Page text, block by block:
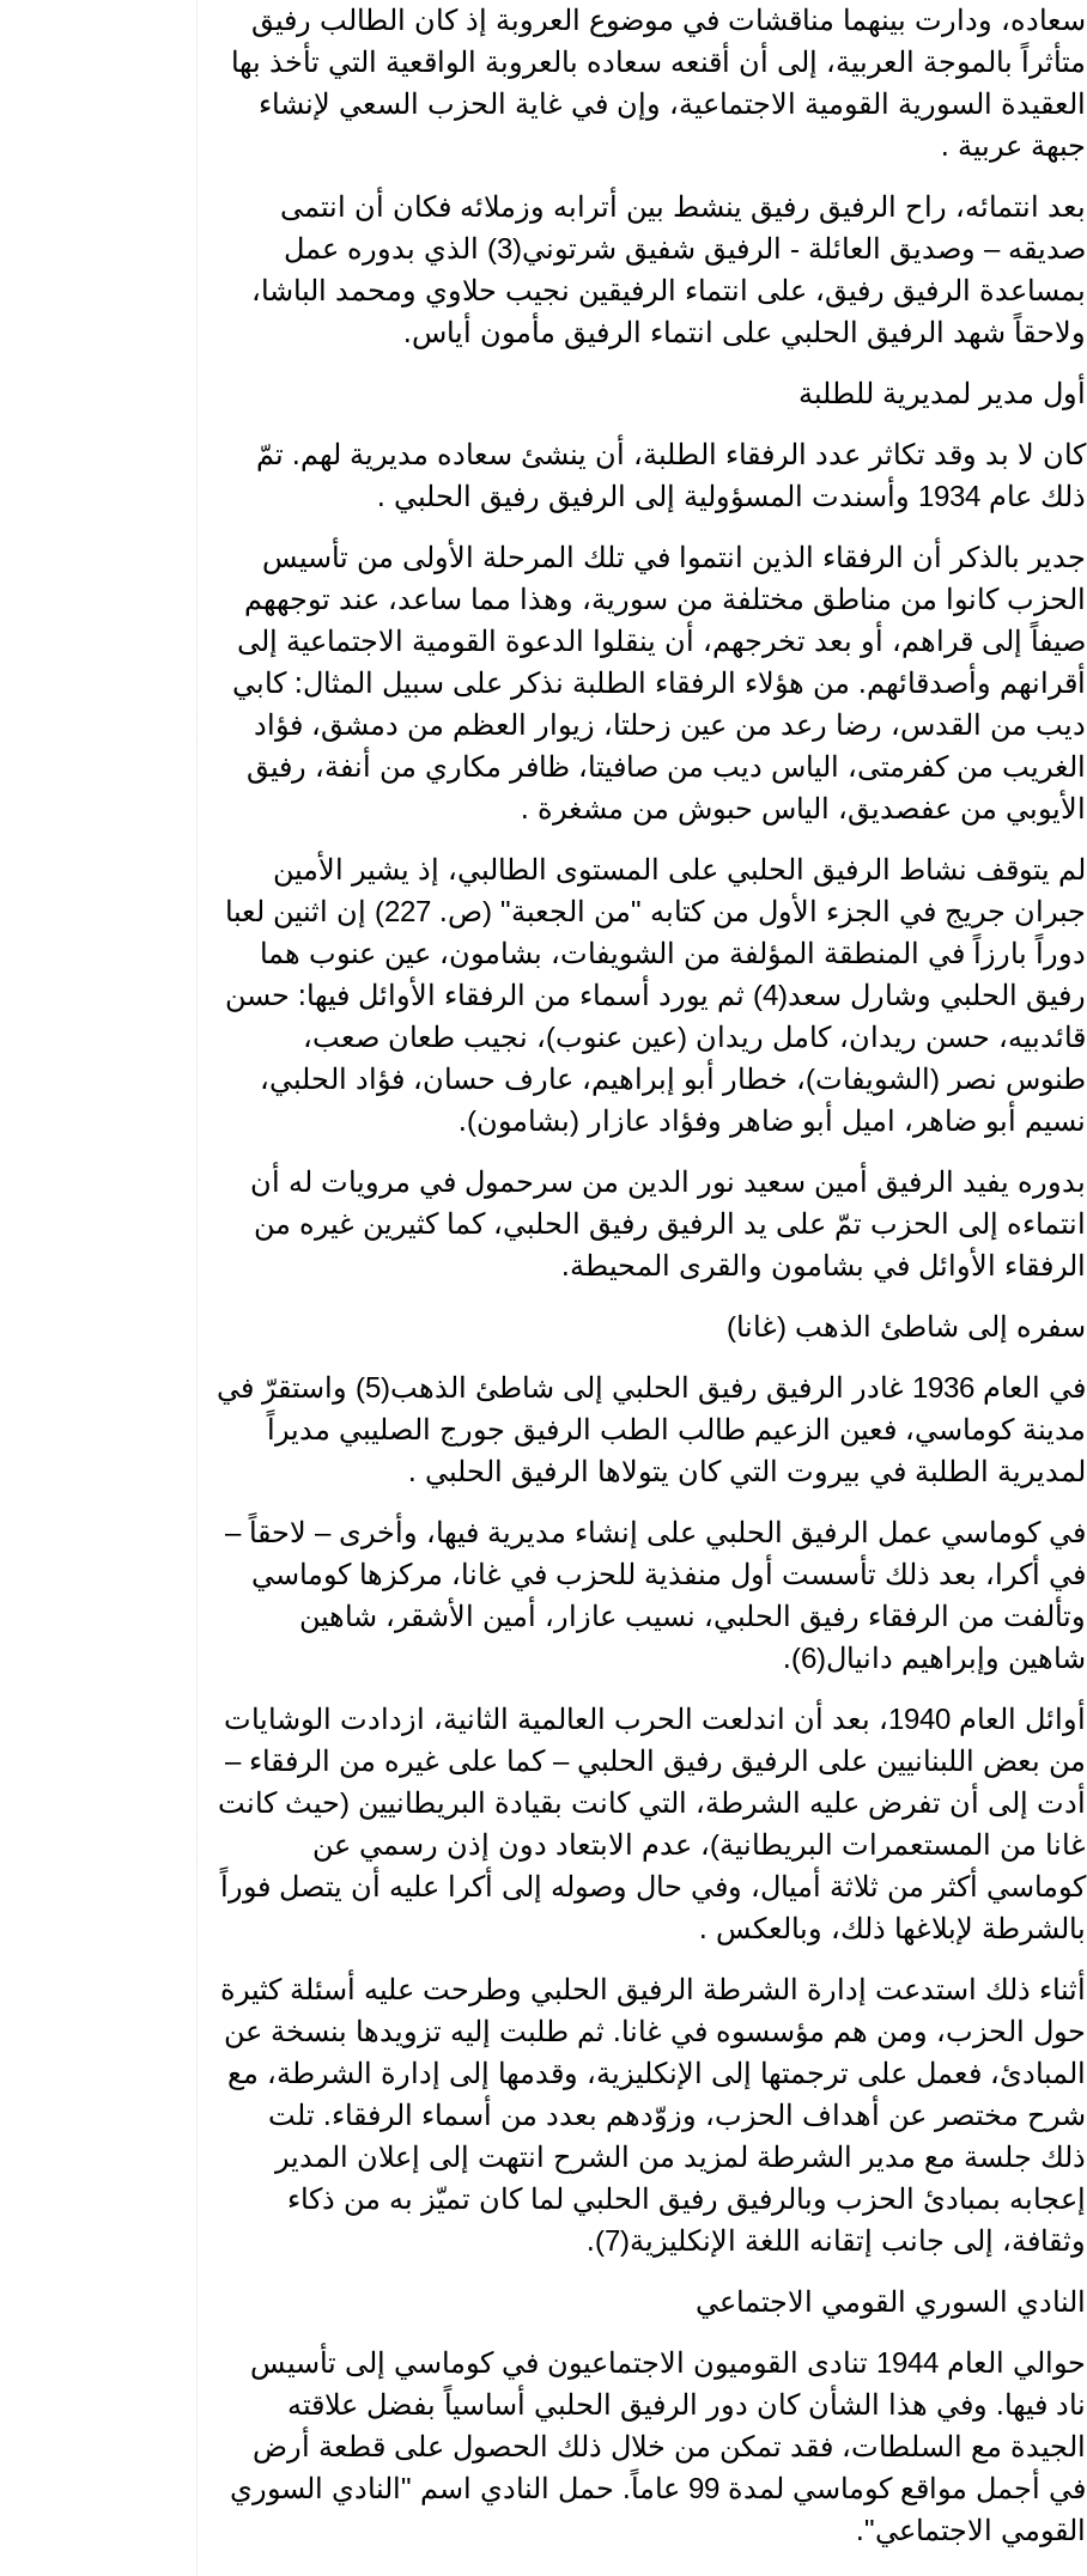
سعاده، ودارت بينهما مناقشات في موضوع العروبة إذ كان الطالب رفيق
متأثراً بالموجة العربية، إلى أن أقنعه سعاده بالعروبة الواقعية التي تأخذ بها
العقيدة السورية القومية الاجتماعية، وإن في غاية الحزب السعي لإنشاء
جبهة عربية .
بعد انتمائه، راح الرفيق رفيق ينشط بين أترابه وزملائه فكان أن انتمى
صديقه – وصديق العائلة - الرفيق شفيق شرتوني(3) الذي بدوره عمل
بمساعدة الرفيق رفيق، على انتماء الرفيقين نجيب حلاوي ومحمد الباشا،
ولاحقاً شهد الرفيق الحلبي على انتماء الرفيق مأمون أياس.
أول مدير لمديرية للطلبة
كان لا بد وقد تكاثر عدد الرفقاء الطلبة، أن ينشئ سعاده مديرية لهم. تمّ
ذلك عام 1934 وأسندت المسؤولية إلى الرفيق رفيق الحلبي .
جدير بالذكر أن الرفقاء الذين انتموا في تلك المرحلة الأولى من تأسيس
الحزب كانوا من مناطق مختلفة من سورية، وهذا مما ساعد، عند توجههم
صيفاً إلى قراهم، أو بعد تخرجهم، أن ينقلوا الدعوة القومية الاجتماعية إلى
أقرانهم وأصدقائهم. من هؤلاء الرفقاء الطلبة نذكر على سبيل المثال: كابي
ديب من القدس، رضا رعد من عين زحلتا، زيوار العظم من دمشق، فؤاد
الغريب من كفرمتى، الياس ديب من صافيتا، ظافر مكاري من أنفة، رفيق
الأيوبي من عفصديق، الياس حبوش من مشغرة .
لم يتوقف نشاط الرفيق الحلبي على المستوى الطالبي، إذ يشير الأمين
جبران جريج في الجزء الأول من كتابه "من الجعبة" (ص. 227) إن اثنين لعبا
دوراً بارزاً في المنطقة المؤلفة من الشويفات، بشامون، عين عنوب هما
رفيق الحلبي وشارل سعد(4) ثم يورد أسماء من الرفقاء الأوائل فيها: حسن
قائدبيه، حسن ريدان، كامل ريدان (عين عنوب)، نجيب طعان صعب،
طنوس نصر (الشويفات)، خطار أبو إبراهيم، عارف حسان، فؤاد الحلبي،
نسيم أبو ضاهر، اميل أبو ضاهر وفؤاد عازار (بشامون).
بدوره يفيد الرفيق أمين سعيد نور الدين من سرحمول في مرويات له أن
انتماءه إلى الحزب تمّ على يد الرفيق رفيق الحلبي، كما كثيرين غيره من
الرفقاء الأوائل في بشامون والقرى المحيطة.
سفره إلى شاطئ الذهب (غانا)
في العام 1936 غادر الرفيق رفيق الحلبي إلى شاطئ الذهب(5) واستقرّ في
مدينة كوماسي، فعين الزعيم طالب الطب الرفيق جورج الصليبي مديراً
لمديرية الطلبة في بيروت التي كان يتولاها الرفيق الحلبي .
في كوماسي عمل الرفيق الحلبي على إنشاء مديرية فيها، وأخرى – لاحقاً –
في أكرا، بعد ذلك تأسست أول منفذية للحزب في غانا، مركزها كوماسي
وتألفت من الرفقاء رفيق الحلبي، نسيب عازار، أمين الأشقر، شاهين
شاهين وإبراهيم دانيال(6).
أوائل العام 1940، بعد أن اندلعت الحرب العالمية الثانية، ازدادت الوشايات
من بعض اللبنانيين على الرفيق رفيق الحلبي – كما على غيره من الرفقاء –
أدت إلى أن تفرض عليه الشرطة، التي كانت بقيادة البريطانيين (حيث كانت
غانا من المستعمرات البريطانية)، عدم الابتعاد دون إذن رسمي عن
كوماسي أكثر من ثلاثة أميال، وفي حال وصوله إلى أكرا عليه أن يتصل فوراً
بالشرطة لإبلاغها ذلك، وبالعكس .
أثناء ذلك استدعت إدارة الشرطة الرفيق الحلبي وطرحت عليه أسئلة كثيرة
حول الحزب، ومن هم مؤسسوه في غانا. ثم طلبت إليه تزويدها بنسخة عن
المبادئ، فعمل على ترجمتها إلى الإنكليزية، وقدمها إلى إدارة الشرطة، مع
شرح مختصر عن أهداف الحزب، وزوّدهم بعدد من أسماء الرفقاء. تلت
ذلك جلسة مع مدير الشرطة لمزيد من الشرح انتهت إلى إعلان المدير
إعجابه بمبادئ الحزب وبالرفيق رفيق الحلبي لما كان تميّز به من ذكاء
وثقافة، إلى جانب إتقانه اللغة الإنكليزية(7).
النادي السوري القومي الاجتماعي
حوالي العام 1944 تنادى القوميون الاجتماعيون في كوماسي إلى تأسيس
ناد فيها. وفي هذا الشأن كان دور الرفيق الحلبي أساسياً بفضل علاقته
الجيدة مع السلطات، فقد تمكن من خلال ذلك الحصول على قطعة أرض
في أجمل مواقع كوماسي لمدة 99 عاماً. حمل النادي اسم "النادي السوري
القومي الاجتماعي".